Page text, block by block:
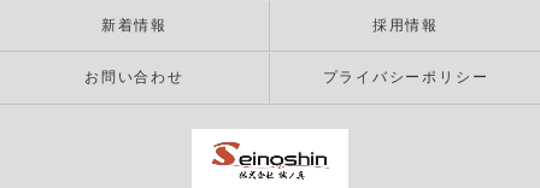
新着情報 採用情報
お問い合わせ プライバシーポリシー